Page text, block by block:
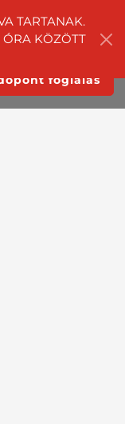
TARTANAK.
ÓRA KÖZÖTT
foglalás